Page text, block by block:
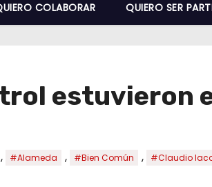
COLABORAR QUIERO SER
estuvieron
, #Alameda , #Bien Común , #Claudio